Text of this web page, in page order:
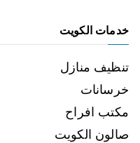
خدمات الكويت
تنظيف منازل
خرسانات
مكتب افراح
صالون الكويت